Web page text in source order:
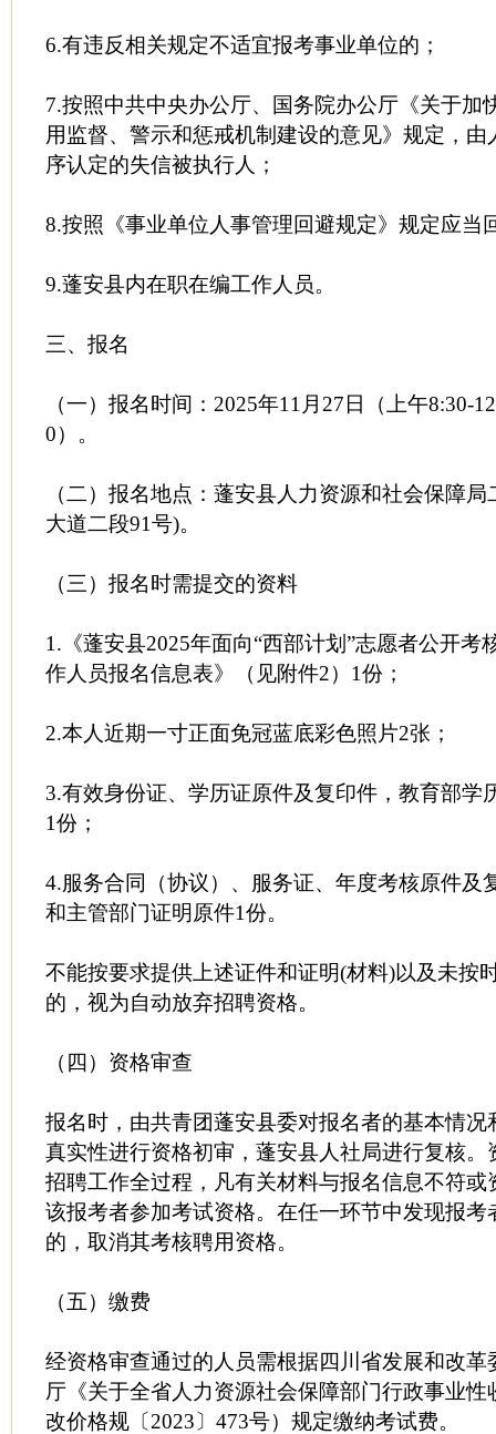
6.有违反相关规定不适宜报考事业单位的；
7.按照中共中央办公厅、国务院办公厅《关于加
用监督、警示和惩戒机制建设的意见》规定，
序认定的失信被执行人；
8.按照《事业单位人事管理回避规定》规定应当
9.蓬安县内在职在编工作人员。
三、报名
（一）报名时间：2025年11月27日（上午8:30-
0）。
（二）报名地点：蓬安县人力资源和社会保障
大道二段91号)。
（三）报名时需提交的资料
1.《蓬安县2025年面向“西部计划”志愿者公开考
作人员报名信息表》（见附件2）1份；
2.本人近期一寸正面免冠蓝底彩色照片2张；
3.有效身份证、学历证原件及复印件，教育部学
1份；
4.服务合同（协议）、服务证、年度考核原件及
和主管部门证明原件1份。
不能按要求提供上述证件和证明(材料)以及未按
的，视为自动放弃招聘资格。
（四）资格审查
报名时，由共青团蓬安县委对报名者的基本情况
真实性进行资格初审，蓬安县人社局进行复核。
招聘工作全过程，凡有关材料与报名信息不符或
该报考者参加考试资格。在任一环节中发现报考
的，取消其考核聘用资格。
（五）缴费
经资格审查通过的人员需根据四川省发展和改革
厅《关于全省人力资源社会保障部门行政事业
改价格规〔2023〕473号）规定缴纳考试费。